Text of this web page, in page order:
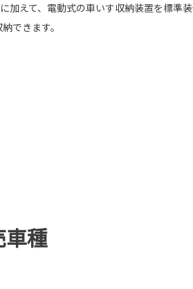
加えて、電動式の車いす収納装置を標準
できます。
車種